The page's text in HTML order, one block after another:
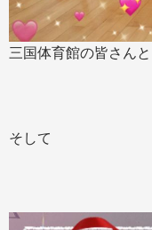
三国体育館の皆さんと
そして